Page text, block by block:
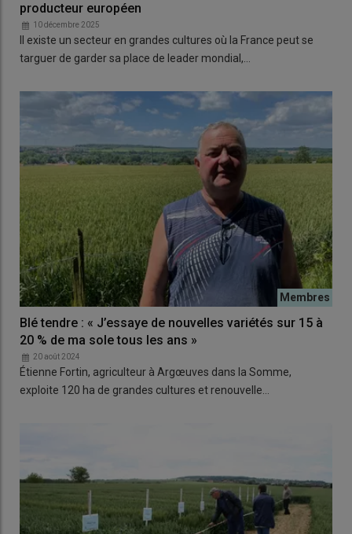
producteur européen
10 décembre 2025
Il existe un secteur en grandes cultures où la France peut se
targuer de garder sa place de leader mondial,…
Blé tendre : « J’essaye de nouvelles variétés sur 15 à
20 % de ma sole tous les ans »
20 août 2024
Étienne Fortin, agriculteur à Argœuves dans la Somme,
exploite 120 ha de grandes cultures et renouvelle…